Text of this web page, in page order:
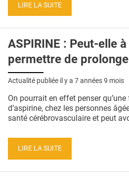
LIRE LA SUITE
ASPIRINE : Peut-elle
permettre de
Actualité publiée il y a 7 années 9 mois
On pourrait en effet penser
d’aspirine, chez les personnes
santé cérébrovasculaire et peut
LIRE LA SUITE